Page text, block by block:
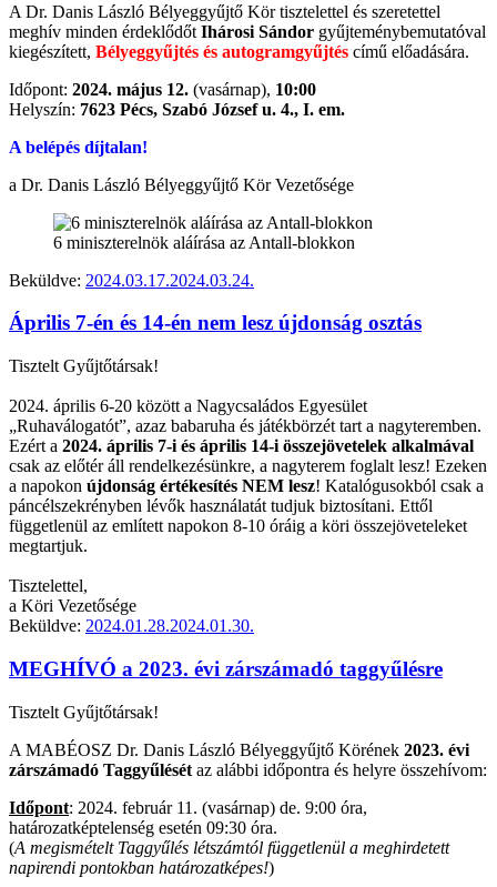
A Dr. Danis László Bélyeggyűjtő Kör tisztelettel és szeretettel
meghív minden érdeklődőt Ihárosi Sándor gyűjteménybemutatóval
kiegészített, Bélyeggyűjtés és autogramgyűjtés című előadására.
Időpont: 2024. május 12. (vasárnap), 10:00
Helyszín: 7623 Pécs, Szabó József u. 4., I. em.
A belépés díjtalan!
a Dr. Danis László Bélyeggyűjtő Kör Vezetősége
6 miniszterelnök aláírása az Antall-blokkon
Beküldve: 2024.03.17.2024.03.24.
Április 7-én és 14-én nem lesz újdonság osztás
Tisztelt Gyűjtőtársak!
2024. április 6-20 között a Nagycsaládos Egyesület
„Ruhaválogatót”, azaz babaruha és játékbörzét tart a nagyteremben.
Ezért a 2024. április 7-i és április 14-i összejövetelek alkalmával
csak az előtér áll rendelkezésünkre, a nagyterem foglalt lesz! Ezeken
a napokon újdonság értékesítés NEM lesz! Katalógusokból csak a
páncélszekrényben lévők használatát tudjuk biztosítani. Ettől
függetlenül az említett napokon 8-10 óráig a köri összejöveteleket
megtartjuk.
Tisztelettel,
a Köri Vezetősége
Beküldve: 2024.01.28.2024.01.30.
MEGHÍVÓ a 2023. évi zárszámadó taggyűlésre
Tisztelt Gyűjtőtársak!
A MABÉOSZ Dr. Danis László Bélyeggyűjtő Körének 2023. évi
zárszámadó Taggyűlését az alábbi időpontra és helyre összehívom:
Időpont: 2024. február 11. (vasárnap) de. 9:00 óra,
határozatképtelenség esetén 09:30 óra.
(A megismételt Taggyűlés létszámtól függetlenül a meghirdetett
napirendi pontokban határozatképes!)